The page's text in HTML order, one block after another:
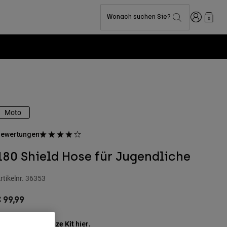
Wonach suchen Sie? Anmelden
0
Moto
Shield Hose für Jugendliche
36353
99,99
Sehen Sie das ganze Kit hier.